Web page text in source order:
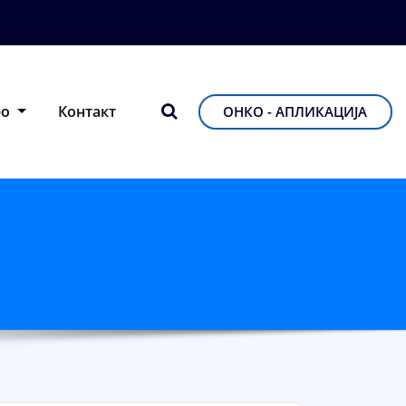
Контакт ОНКО - АПЛИКАЦИЈА